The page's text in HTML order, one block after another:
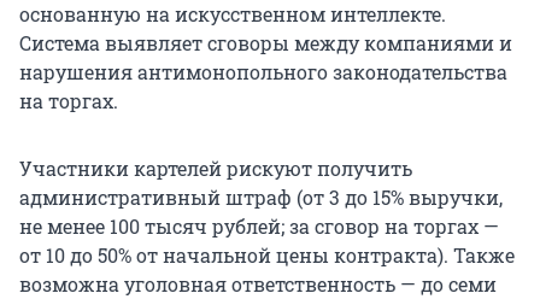
основанную на искусственном интеллекте.
Система выявляет сговоры между компаниями и
нарушения антимонопольного законодательства
на торгах.
Участники картелей рискуют получить
административный штраф (от 3 до 15% выручки,
не менее 100 тысяч рублей; за сговор на торгах —
от 10 до 50% от начальной цены контракта). Также
возможна уголовная ответственность — до семи